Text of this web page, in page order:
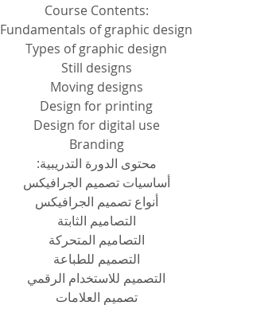
Course Contents:
Fundamentals of graphic design
Types of graphic design
Still designs
Moving designs
Design for printing
Design for digital use
Branding
محتوى الدورة التدريبية:
أساسيات تصميم الجرافيكس
أنواع تصميم الجرافيكس
التصاميم الثابتة
التصاميم المتحركة
التصميم للطباعة
التصميم للاستخدام الرقمي
تصميم العلامات